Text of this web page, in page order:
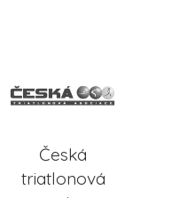
Česká
triatlonová